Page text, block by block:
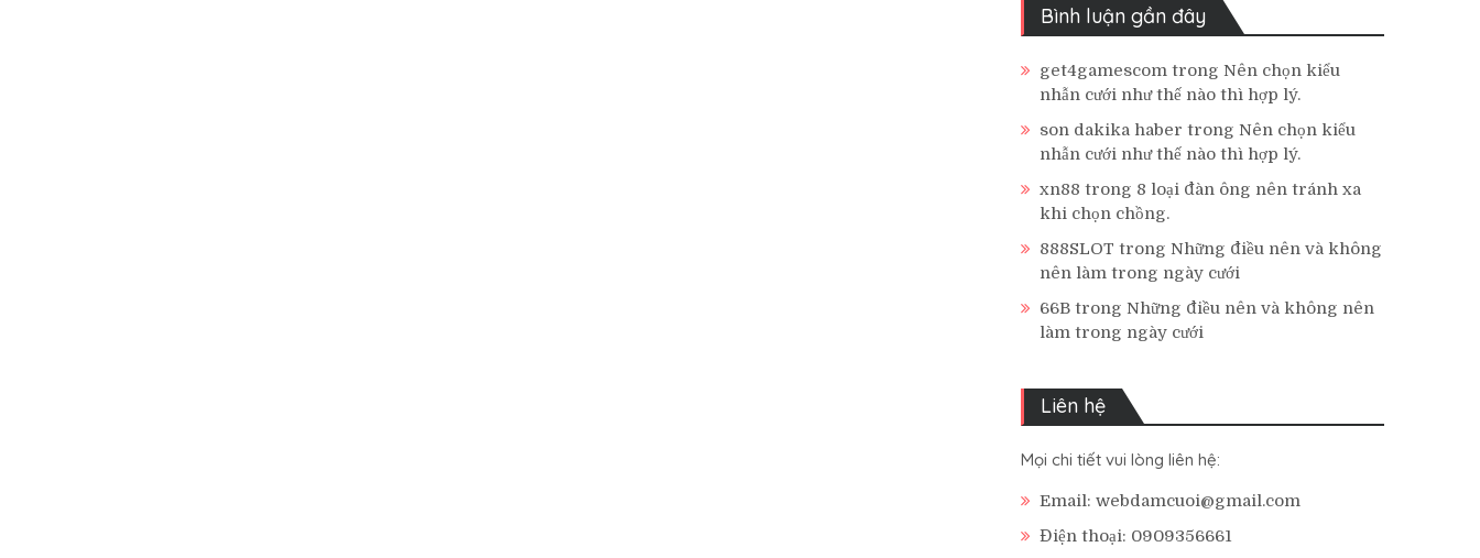
Bình luận gần đây
get4gamescom trong Nên chọn kiểu
nhẫn cưới như thế nào thì hợp lý.
son dakika haber trong Nên chọn kiểu
nhẫn cưới như thế nào thì hợp lý.
xn88 trong 8 loại đàn ông nên tránh xa
khi chọn chồng.
888SLOT trong Những điều nên và không
nên làm trong ngày cưới
66B trong Những điều nên và không nên
làm trong ngày cưới
Liên hệ
Mọi chi tiết vui lòng liên hệ:
Email: webdamcuoi@gmail.com
Điện thoại: 0909356661